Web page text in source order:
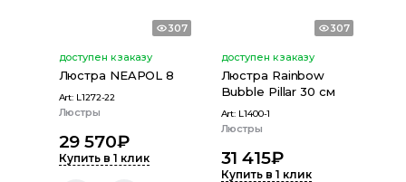
307
доступен к заказу
Люстра NEAPOL 8
Art: L1272-22
Люстры
29 570₽
Купить в 1 клик
307
доступен к заказу
Люстра Rainbow
Bubble Pillar 30 см
Art: L1400-1
Люстры
31 415₽
Купить в 1 клик